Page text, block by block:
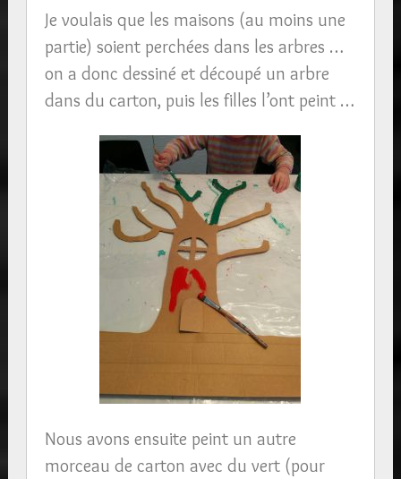
Je voulais que les maisons (au moins une
partie) soient perchées dans les arbres …
on a donc dessiné et découpé un arbre
dans du carton, puis les filles l’ont peint …
Nous avons ensuite peint un autre
morceau de carton avec du vert (pour